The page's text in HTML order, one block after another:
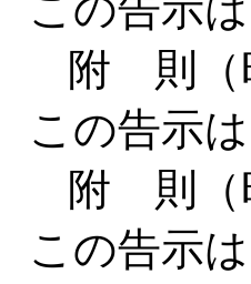
附 則（
この告示
附 則（
この告示